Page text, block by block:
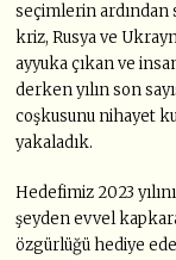
seçimlerin
kriz, Rusya ve
ayyuka çıkan ve
derken yılın son
coşkusunu nihayet
yakaladık.
Hedefimiz 2023
şeyden evvel
özgürlüğü hediye